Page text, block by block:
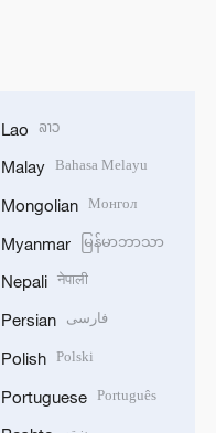
Lao ລາວ
Malay Bahasa Melayu
Mongolian Монгол
Myanmar မြန်မာဘာသာ
Nepali नेपाली
Persian فارسی
Polish Polski
Portuguese Português